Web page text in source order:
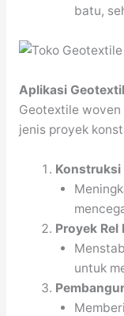
batu,
Aplikasi
Geotextile
jenis proyek
Konstruksi
Proyek Rel
untuk